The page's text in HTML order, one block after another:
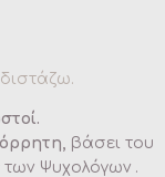
βάσει του
των Ψυχολόγων .